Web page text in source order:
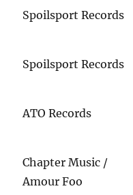
Spoilsport Records
Spoilsport Records
ATO Records
Chapter Music /
Amour Foo